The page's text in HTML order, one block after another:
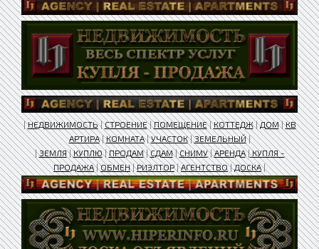
|НЕДВИЖИМОСТЬ|СТРОЕНИЕ|ПОМЕЩЕНИЕ|КОТТЕДЖ|ДОМ|КВ
АРТИРА|КОМНАТА|УЧАСТОК|ЗЕМЕЛЬНЫЙ|
|ЗЕМЛЯ|КУПЛЮ|ПРОДАМ|СДАМ|СНИМУ|АРЕНДА| КУПЛЯ -
ПРОДАЖА|ОБМЕН|РИЭЛТОР|АГЕНТСТВО|ДОСКА|